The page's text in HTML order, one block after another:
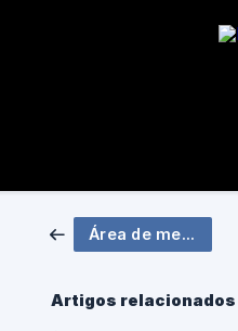
Área de membros
Artigos relacionados